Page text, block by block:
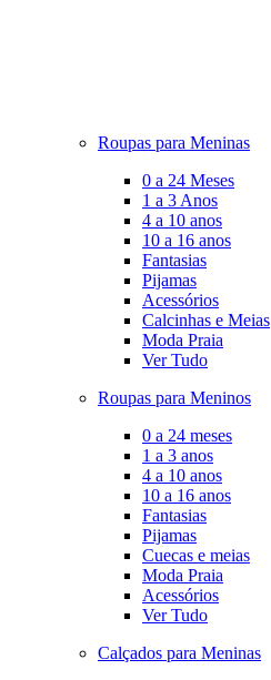
Roupas para Meninas
0 a 24 Meses
1 a 3 Anos
4 a 10 anos
10 a 16 anos
Fantasias
Pijamas
Acessórios
Calcinhas e Meias
Moda Praia
Ver Tudo
Roupas para Meninos
0 a 24 meses
1 a 3 anos
4 a 10 anos
10 a 16 anos
Fantasias
Pijamas
Cuecas e meias
Moda Praia
Acessórios
Ver Tudo
Calçados para Meninas